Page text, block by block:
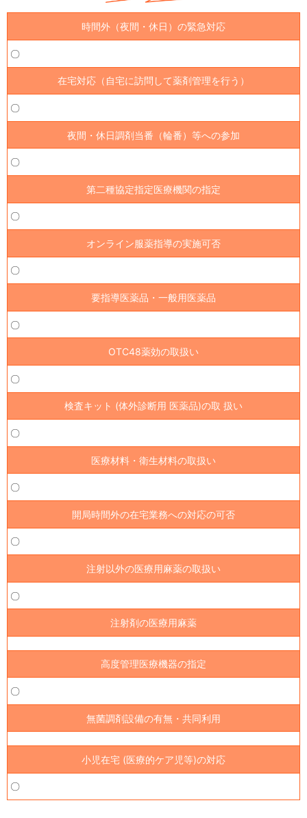
時間外（夜間・休日）の緊急対応
〇
在宅対応（自宅に訪問して薬剤管理を行う）
〇
夜間・休日調剤当番（輪番）等への参加
〇
第二種協定指定医療機関の指定
〇
オンライン服薬指導の実施可否
〇
要指導医薬品・一般用医薬品
〇
OTC48薬効の取扱い
〇
検査キット (体外診断用 医薬品)の取 扱い
〇
医療材料・衛生材料の取扱い
〇
開局時間外の在宅業務への対応の可否
〇
注射以外の医療用麻薬の取扱い
〇
注射剤の医療用麻薬
高度管理医療機器の指定
〇
無菌調剤設備の有無・共同利用
小児在宅 (医療的ケア児等)の対応
〇